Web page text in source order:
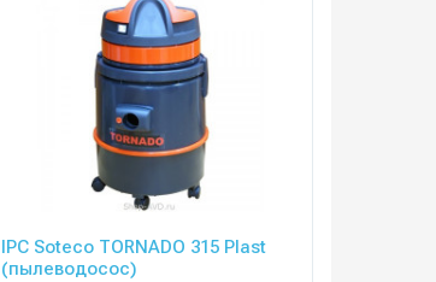
IPC Soteco TORNADO 315 Plast
(пылеводосос)